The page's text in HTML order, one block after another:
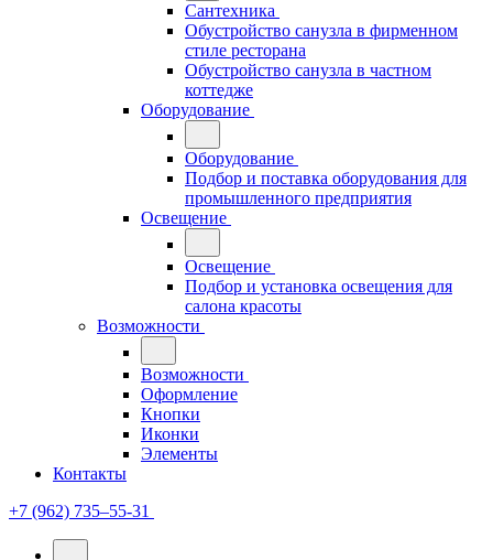
Сантехника
Обустройство санузла в фирменном
стиле ресторана
Обустройство санузла в частном
коттедже
Оборудование
Оборудование
Подбор и поставка оборудования для
промышленного предприятия
Освещение
Освещение
Подбор и установка освещения для
салона красоты
Возможности
Возможности
Оформление
Кнопки
Иконки
Элементы
Контакты
+7 (962) 735‒55-31